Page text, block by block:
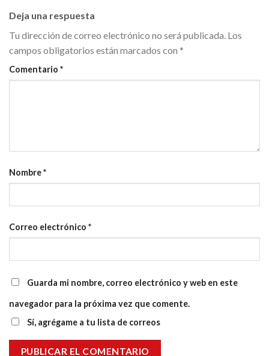
Deja una respuesta
Tu dirección de correo electrónico no será publicada. Los
campos obligatorios están marcados con *
Comentario *
Nombre*
Correo electrónico *
Guarda mi nombre, correo electrónico y web en este
navegador para la próxima vez que comente.
Sí, agrégame a tu lista de correos